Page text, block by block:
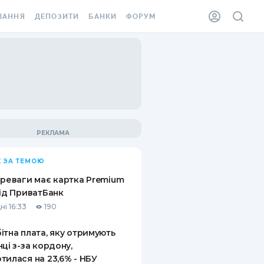
ВІНЬЄТКА
ВІД
ВИПАДКІВ
ДЕПОЗИТИ
ПИТАННЯ ТА ВІДПОВІДІ
ПУТІВНИКИ ПО
БАНКИ ФОРУМ
ЗА ТЕМОЮ
має картка Premium
ПриватБанк
16:33 190
плата, яку отримують
з-за кордону,
на 23,6% - НБУ